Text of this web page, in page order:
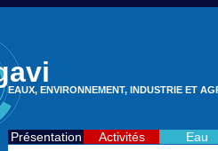
EAUX, ENVIRONNEMENT, INDUSTRIE ET
Présentation Activités Eau